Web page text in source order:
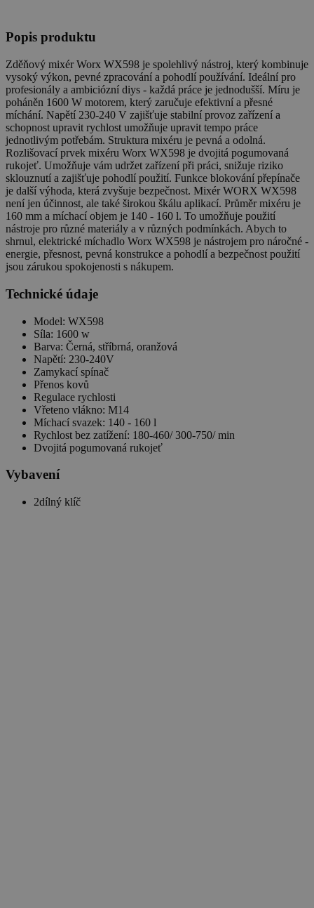
Popis produktu
Zděňový mixér Worx WX598 je spolehlivý nástroj, který kombinuje
vysoký výkon, pevné zpracování a pohodlí používání. Ideální pro
profesionály a ambiciózní diys - každá práce je jednodušší. Míru je
poháněn 1600 W motorem, který zaručuje efektivní a přesné
míchání. Napětí 230-240 V zajišťuje stabilní provoz zařízení a
schopnost upravit rychlost umožňuje upravit tempo práce
jednotlivým potřebám. Struktura mixéru je pevná a odolná.
Rozlišovací prvek mixéru Worx WX598 je dvojitá pogumovaná
rukojeť. Umožňuje vám udržet zařízení při práci, snižuje riziko
sklouznutí a zajišťuje pohodlí použití. Funkce blokování přepínače
je další výhoda, která zvyšuje bezpečnost. Mixér WORX WX598
není jen účinnost, ale také širokou škálu aplikací. Průměr mixéru je
160 mm a míchací objem je 140 - 160 l. To umožňuje použití
nástroje pro různé materiály a v různých podmínkách. Abych to
shrnul, elektrické míchadlo Worx WX598 je nástrojem pro náročné -
energie, přesnost, pevná konstrukce a pohodlí a bezpečnost použití
jsou zárukou spokojenosti s nákupem.
Technické údaje
Model: WX598
Síla: 1600 w
Barva: Černá, stříbrná, oranžová
Napětí: 230-240V
Zamykací spínač
Přenos kovů
Regulace rychlosti
Vřeteno vlákno: M14
Míchací svazek: 140 - 160 l
Rychlost bez zatížení: 180-460/ 300-750/ min
Dvojitá pogumovaná rukojeť
Vybavení
2dílný klíč